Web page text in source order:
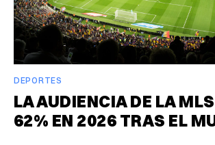
DEPORTES
LA AUDIENCIA DE LA
62% EN 2026 TRAS EL